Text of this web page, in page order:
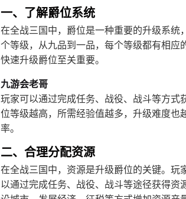
一、了解爵位系统
在全战三国中，爵位是一种重要的升级系
个等级，从九品到一品，每个等级都有相
快速升级爵位至关重要。
九游会老哥
玩家可以通过完成任务、战役、战斗等方
位等级越高，所需经验值越多，升级难度
率。
二、合理分配资源
在全战三国中，资源是升级爵位的关键。
以通过完成任务、战役、战斗等途径获得